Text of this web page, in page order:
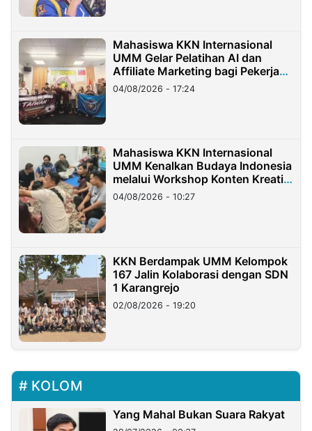
Mahasiswa KKN Internasional
UMM Gelar Pelatihan AI dan
Affiliate Marketing bagi Pekerja
Migran Indonesia di Taiwan
04/08/2026 - 17:24
Mahasiswa KKN Internasional
UMM Kenalkan Budaya Indonesia
melalui Workshop Konten Kreatif
di Taiwan
04/08/2026 - 10:27
KKN Berdampak UMM Kelompok
167 Jalin Kolaborasi dengan SDN
1 Karangrejo
02/08/2026 - 19:20
KOLOM
Yang Mahal Bukan Suara Rakyat